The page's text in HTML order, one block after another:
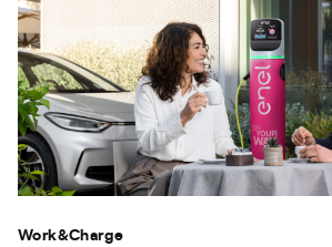
Work&Charge